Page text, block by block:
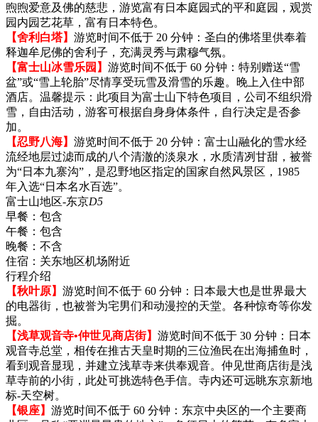
煦煦爱意及佛的慈悲，游览富有日本庭园式的平和庭园，观赏
园内园艺花草，富有日本特色。
【舍利白塔】 游览时间不低于 20 分钟：圣白的佛塔里供奉着
释迦牟尼佛的舍利子，充满灵秀与肃穆气氛。
【富士山冰雪乐园】 游览时间不低于 60 分钟：特别赠送“雪
盆”或“雪上轮胎”尽情享受玩雪及滑雪的乐趣。晚上入住中部
酒店。温馨提示：此项目为富士山下特色项目，公司不组织滑
雪，自由活动，游客可根据自身身体条件，自行决定是否参
加。
【忍野八海】 游览时间不低于 20 分钟：富士山融化的雪水经
流经地层过滤而成的八个清澈的淡泉水，水质清冽甘甜，被誉
为“日本九寨沟”，是忍野地区指定的国家自然风景区，1985
年入选“日本名水百选”。
富士山地区-东京D5
早餐： 包含
午餐： 包含
晚餐： 不含
住宿： 关东地区机场附近
行程介绍
【秋叶原】 游览时间不低于 60 分钟：日本最大也是世界最大
的电器街，也被誉为宅男们和动漫控的天堂。各种惊奇等你发
掘。
【浅草观音寺•仲世见商店街】 游览时间不低于 30 分钟：日本
观音寺总堂，相传在推古天皇时期的三位渔民在出海捕鱼时，
看到观音显现，并建立浅草寺来供奉观音。仲见世商店街是浅
草寺前的小街，此处可挑选特色手信。寺内还可远眺东京新地
标-天空树。
【银座】 游览时间不低于 60 分钟：东京中央区的一个主要商